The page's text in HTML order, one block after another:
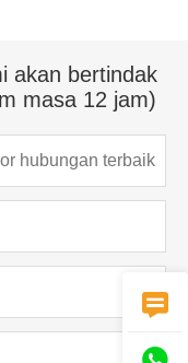
akan bertindak
masa 12 jam)
